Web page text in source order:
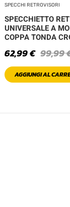
SPECCHI RETROVISORI
SPECCHIETTO
UNIVERSALE A
COPPA TONDA
99,99
62,99€
AGGIUNGI AL